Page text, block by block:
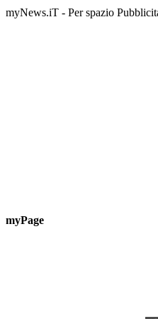
📅 6 Agosto 2026 · 09:00 · 📍
myNews.iT - Per spazio
myPage